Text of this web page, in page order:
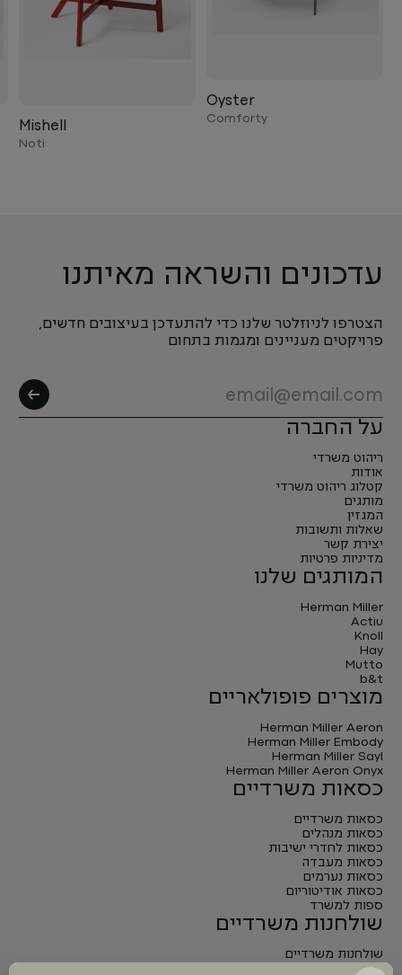
Oyster
Comforty
Mishell
Noti
עדכונים והשראה מאיתנו
הצטרפו לניוזלטר שלנו כדי להתעדכן בעיצובים חדשים,
פרויקטים מעניינים ומגמות בתחום
על החברה
ריהוט משרדי
אודות
קטלוג ריהוט משרדי
מותגים
המגזין
שאלות ותשובות
יצירת קשר
מדיניות פרטיות
המותגים שלנו
Herman Miller
Actiu
Knoll
Hay
Mutto
b&t
מוצרים פופולאריים
Herman Miller Aeron
Herman Miller Embody
Herman Miller Sayl
Herman Miller Aeron Onyx
כסאות משרדיים
כסאות משרדיים
כסאות מנהלים
כסאות לחדרי ישיבות
כסאות מעבדה
כסאות נערמים
כסאות אודיטוריום
ספות למשרד
שולחנות משרדיים
שולחנות משרדיים
שולחנות מנהלים